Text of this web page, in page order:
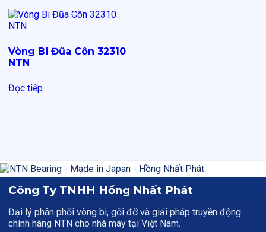
Vòng Bi Đũa Côn 32310
NTN
Đọc tiếp
Công Ty TNHH Hồng Nhất Phát
Đại lý phân phối vòng bi, gối đỡ và giải pháp truyền động
chính hãng NTN cho nhà máy tại Việt Nam.